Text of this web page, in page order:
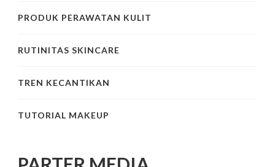
PRODUK PERAWATAN KULIT
RUTINITAS SKINCARE
TREN KECANTIKAN
TUTORIAL MAKEUP